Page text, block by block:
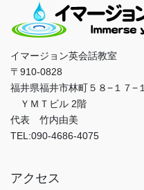
イマージョン英会話教室
〒910-0828
福井県福井市林町５８−１７−１
ＹＭＴビル 2階
代表 竹内由美
TEL:090-4686-4075
アクセス